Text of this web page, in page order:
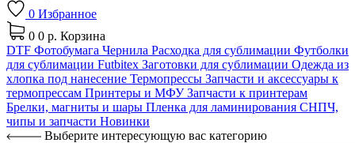
0 Избранное
0 0 р. Корзина
DTF Фотобумага Чернила Расходка для сублимации Футболки
для сублимации Futbitex Заготовки для сублимации Одежда из
хлопка под нанесение Термопрессы Запчасти и аксессуары к
термопрессам Принтеры и МФУЗапчасти к принтерам
Брелки, магниты и шары Пленка для ламинирования СНПЧ,
чипы и запчасти Новинки
Выберите интересующую вас категорию